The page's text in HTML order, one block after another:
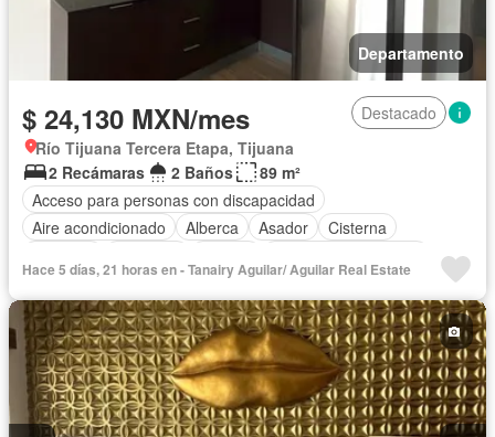
Departamento
$ 24,130 MXN/mes
Destacado
Río Tijuana Tercera Etapa, Tijuana
2 Recámaras
2 Baños
89 m²
Acceso para personas con discapacidad
Aire acondicionado
Alberca Asador
Cisterna
Sala polivalente
Parcialmente amueblado
Hace 5 días, 21 horas en - Tanairy Aguilar/ Aguilar Real Estate